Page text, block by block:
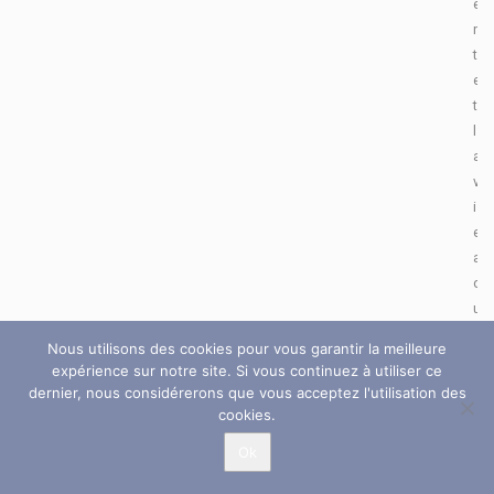
e
n
t
e
t
a
v
i
e
a
d
u
Nous utilisons des cookies pour vous garantir la meilleure
expérience sur notre site. Si vous continuez à utiliser ce
dernier, nous considérerons que vous acceptez l'utilisation des
cookies.